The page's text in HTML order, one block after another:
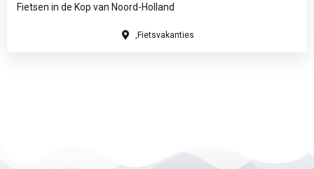
Fietsen in de Kop van Noord-Holland
,Fietsvakanties